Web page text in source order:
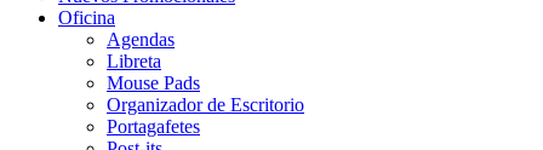
Oficina
Agendas
Libreta
Mouse Pads
Organizador de Escritorio
Portagafetes